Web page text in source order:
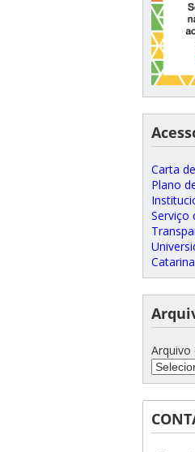
Carta
Plano
Serviço
Catarina
Arquivo